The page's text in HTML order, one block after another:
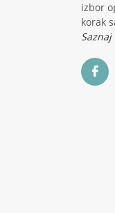
izbor
korak
Saznaj